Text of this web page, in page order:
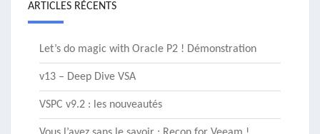
ARTICLES RÉCENTS
Let’s do magic with Oracle P2 ! Démonstration
v13 – Deep Dive VSA
VSPC v9.2 : les nouveautés